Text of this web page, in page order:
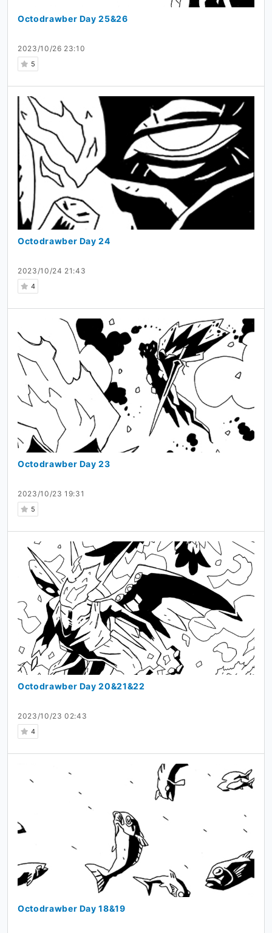
2023/10/26 23:10
5
Octodrawber Day 25&26
2023/10/24 21:43
4
Octodrawber Day 24
2023/10/23 19:31
5
Octodrawber Day 23
2023/10/23 02:43
4
Octodrawber Day 20&21&22
Octodrawber Day 18&19